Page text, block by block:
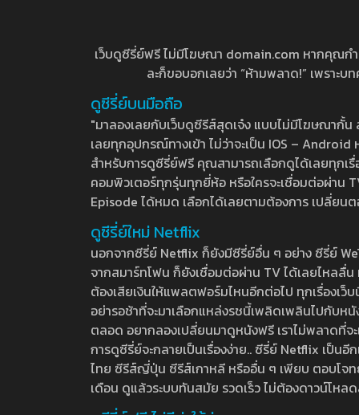
เว็บดูซีรี่ย์ฟรี ไม่มีโฆษณา domain.com หากคุณก
ละก็ขอบอกเลยว่า “ห้ามพลาด!” เพราะ
ดูซีรี่ย์บนมือถือ
"มาลองเลยกับเว็บดูซีรีส์สุดเจ๋ง แบบไม่มีโฆษณากั้
เลยทุกอุปกรณ์ทางเข้า ไม่ว่าจะเป็น IOS –
สำหรับการดูซีรี่ย์ฟรี คุณสามารถเลือกดูได้เลยทุกเ
คอมพิวเตอร์ทุกรุ่นทุกยี่ห้อ หรือใครจะเชื่อมต่อผ่าน
Episode ได้หมด เลือกได้เลยตามต้องการ เปลี่ยน
ดูซีรี่ย์ใหม่ Netflix
นอกจากซีรี่ย์ Netflix ก็ยังมีซีรี่ย์อื่น ๆ อย่าง ซีรี่ย์
จากสมาร์ทโฟน ก็ยังเชื่อมต่อผ่าน TV ได้เลยไหลลื่
ต้องเสียเงินให้แพลตฟอร์มไหนอีกต่อไป ทุกเรื่องเว็
อย่ารอช้าที่จะมาเลือกแหล่งรชนี้เพลิดเพลินไปกับห
ตลอด อยากลองเปลี่ยนมาดูหนังฟรี เราไม่พลาดที่
การดูซีรี่ย์จะกลายเป็นเรื่องง่าย.. ซีรี่ย์ Netflix เป็น
ไทย ซีรีส์ญี่ปุ่น ซีรีส์เกาหลี หรืออื่น ๆ เพียบ ตอบโจท
เดือน ดูแล้วระบบทันสมัย รวดเร็ว ไม่ต้องดาวน์โห